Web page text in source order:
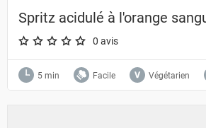
Spritz acidulé à l'orange
A star rating of 0 out of 5.
0 avis
5 min Facile Végétarien